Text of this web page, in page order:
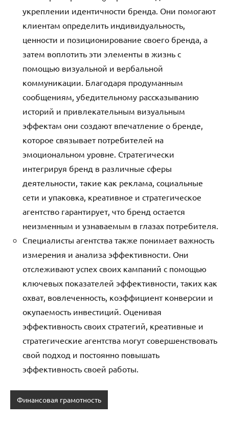
укреплении идентичности бренда. Они помогают
клиентам определить индивидуальность,
ценности и позиционирование своего бренда, а
затем воплотить эти элементы в жизнь с
помощью визуальной и вербальной
коммуникации. Благодаря продуманным
сообщениям, убедительному рассказыванию
историй и привлекательным визуальным
эффектам они создают впечатление о бренде,
которое связывает потребителей на
эмоциональном уровне. Стратегически
интегрируя бренд в различные сферы
деятельности, такие как реклама, социальные
сети и упаковка, креативное и стратегическое
агентство гарантирует, что бренд остается
неизменным и узнаваемым в глазах потребителя.
Специалисты агентства также понимает важность
измерения и анализа эффективности. Они
отслеживают успех своих кампаний с помощью
ключевых показателей эффективности, таких как
охват, вовлеченность, коэффициент конверсии и
окупаемость инвестиций. Оценивая
эффективность своих стратегий, креативные и
стратегические агентства могут совершенствовать
свой подход и постоянно повышать
эффективность своей работы.
Финансовая грамотность